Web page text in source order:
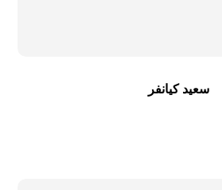
سعید کیانفر